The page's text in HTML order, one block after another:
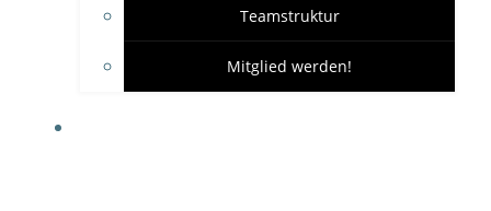
Teamstruktur
Mitglied werden!